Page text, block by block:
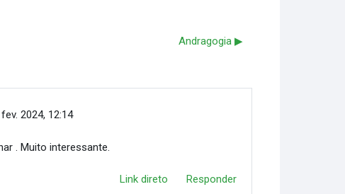
Andragogia ▶︎
2024, 12:14
. Muito interessante.
Link direto Responder